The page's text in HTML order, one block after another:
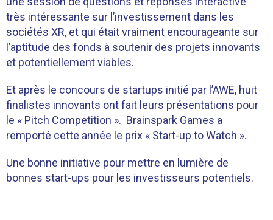
très intéressante sur l’investissement dans les
sociétés XR, et qui était vraiment encourageante sur
l’aptitude des fonds à soutenir des projets innovants
et potentiellement viables.
Et après le concours de startups initié par l’AWE, huit
finalistes innovants ont fait leurs présentations pour
le « Pitch Competition ». Brainspark Games a
remporté cette année le prix « Start-up to Watch ».
Une bonne initiative pour mettre en lumière de
bonnes start-ups pour les investisseurs potentiels.